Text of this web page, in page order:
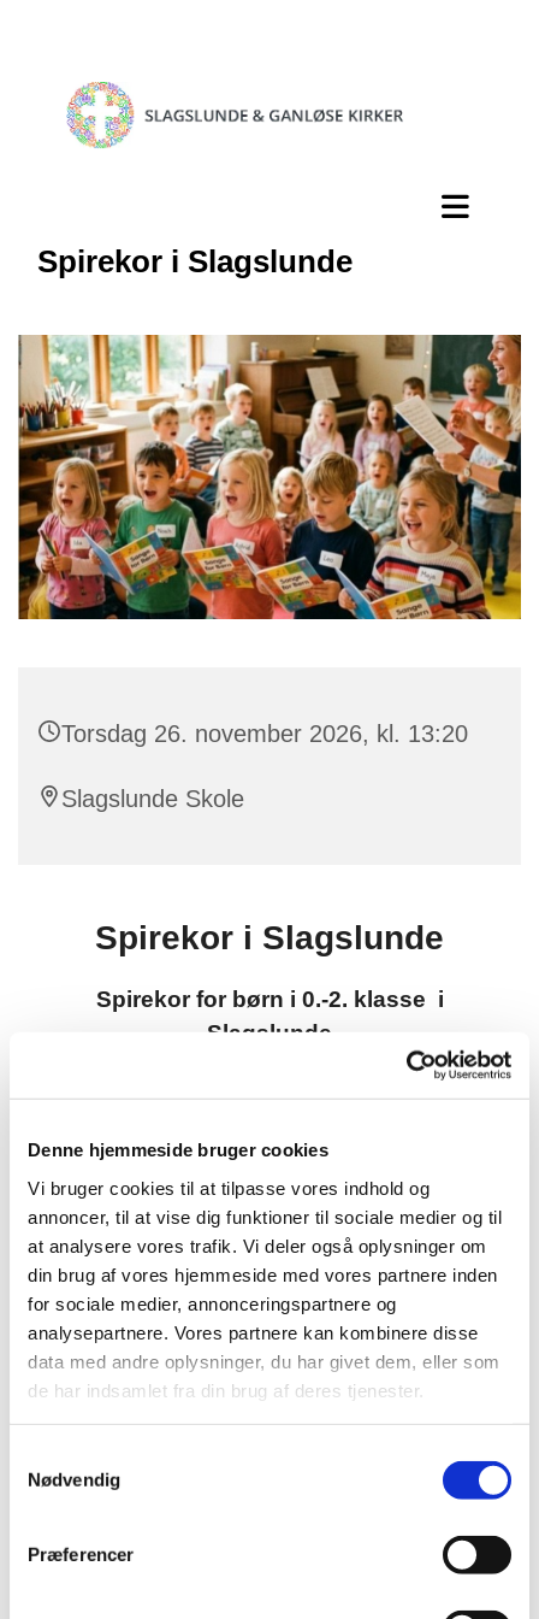
Denne hjemmeside bruger cookies
Vi bruger cookies til at tilpasse vores indhold og
annoncer, til at vise dig funktioner til sociale medier og til
at analysere vores trafik. Vi deler også oplysninger om
din brug af vores hjemmeside med vores partnere inden
for sociale medier, annonceringspartnere og
analysepartnere. Vores partnere kan kombinere disse
data med andre oplysninger, du har givet dem, eller som
de har indsamlet fra din brug af deres tjenester.
Nødvendig
Præferencer
Spirekor i Slagslunde
Torsdag 26. november 2026, kl. 13:20
Slagslunde Skole
Spirekor i Slagslunde
Spirekor for børn i 0.-2. klasse i
Slagslunde
Torsdage kl. 13:20-14:10 på Slagslunde
skole
Tilmeld dit barn via kirkens hjemmeside.
Deltagelse til børnekor er gratis.
Vi leger sangene og musikken ind i kroppen ved hjælp
af fagter, rytmik, dans og leg. Der er plads til fejl og
synges alt fra klassisk, pop, sanglege, kanons, salmer
og alt det, der giver mening for børnene. Derudover
familiegudstjenester.